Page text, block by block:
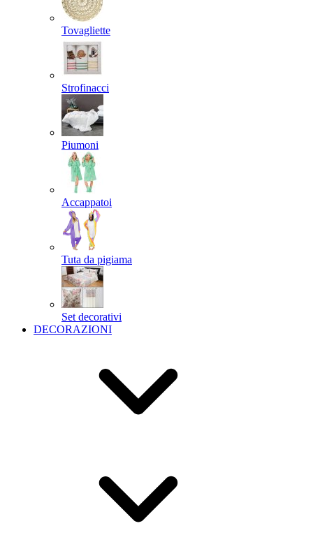
Tovagliette
Strofinacci
Piumoni
Accappatoi
Tuta da pigiama
Set decorativi
DECORAZIONI